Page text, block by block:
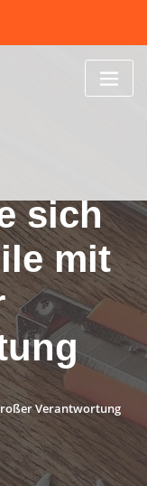
sich
mit
Verantwortung